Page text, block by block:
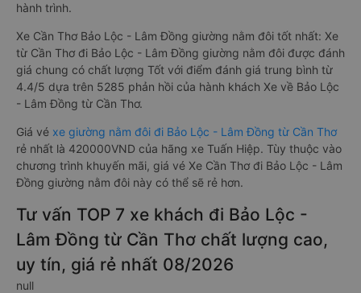
hành trình.
Xe Cần Thơ Bảo Lộc - Lâm Đồng giường nằm đôi tốt nhất: Xe
từ Cần Thơ đi Bảo Lộc - Lâm Đồng giường nằm đôi được đánh
giá chung có chất lượng Tốt với điểm đánh giá trung bình từ
4.4/5 dựa trên 5285 phản hồi của hành khách Xe về Bảo Lộc
- Lâm Đồng từ Cần Thơ.
Giá vé xe giường nằm đôi đi Bảo Lộc - Lâm Đồng từ Cần Thơ
rẻ nhất là 420000VND của hãng xe Tuấn Hiệp. Tùy thuộc vào
chương trình khuyến mãi, giá vé Xe Cần Thơ đi Bảo Lộc - Lâm
Đồng giường nằm đôi này có thể sẽ rẻ hơn.
Tư vấn TOP 7 xe khách đi Bảo Lộc -
Lâm Đồng từ Cần Thơ chất lượng cao,
uy tín, giá rẻ nhất 08/2026
null